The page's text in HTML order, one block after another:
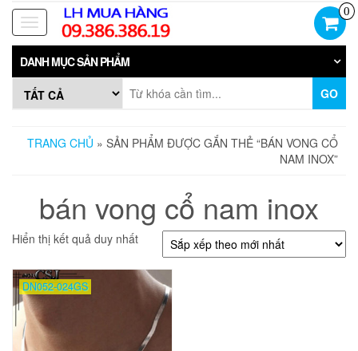
Skip
the
content
Toggle
navigation
0
DANH MỤC SẢN PHẨM
GO
TRANG CHỦ » SẢN PHẨM ĐƯỢC GẮN THẺ “BÁN VONG CỔ
NAM INOX”
bán vong cổ nam inox
Hiển thị kết quả duy nhất
DN052-024GS